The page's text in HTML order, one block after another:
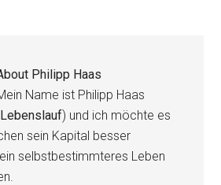
Philipp Haas
Name ist Philipp Haas
Lebenslauf) und ich möchte es
sein Kapital besser
selbstbestimmteres Leben